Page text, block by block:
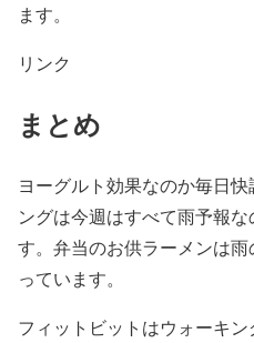
ます。
リンク
まとめ
ヨーグルト効果なのか毎日
ングは今週はすべて雨予報
す。弁当のお供ラーメンは
っています。
フィットビットはウォーキ